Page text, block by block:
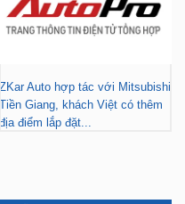
ZKar Auto hợp tác với Mitsubishi
Tiền Giang, khách Việt có thêm
địa điểm lắp đặt...